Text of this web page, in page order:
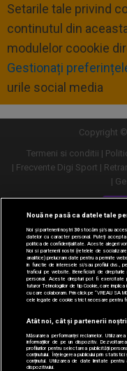
Setarile tale privind
continutul din
modulelor coookie
Gestionați
urile social media
Copyright ©
Termeni si conditii
Frecvente Digi Sport
Nouă ne pasă ca datele tale
Noi și partenerii noștri30stocăm și/sau
datelor cu caracter personal. Puteți
politica de confidențialitate. Aceste alegeri
Noi si partenerii nostri (retelele de
analitice) prelucram date pentru a permite
in functie de interesele si/sau profilul dvs.,
traficul pe website. Beneficiati de
personal. Aceste drepturi pot fi exercitate
tuturor Tehnologiilor de tip Cookie, care
cu care colaboram. Prin click pe “VREAU SA
cele legate de cookie strict necesare pentru
Atât noi, cât și partenerii
Măsurarea performanței reclamelor.
informațiilor de pe un dispozitiv.
profilurilor pentru selectarea publicității
conținutului. Înțelegerea publicului prin
conținutul. Utilizarea de date limitate
dispozitivului.